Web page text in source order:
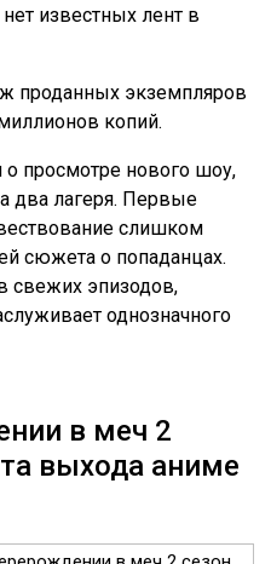
известных лент в
проданных экземпляров
копий.
просмотре нового шоу,
два лагеря. Первые
слишком
сюжета о попаданцах.
свежих эпизодов,
однозначного
в меч 2
выхода аниме